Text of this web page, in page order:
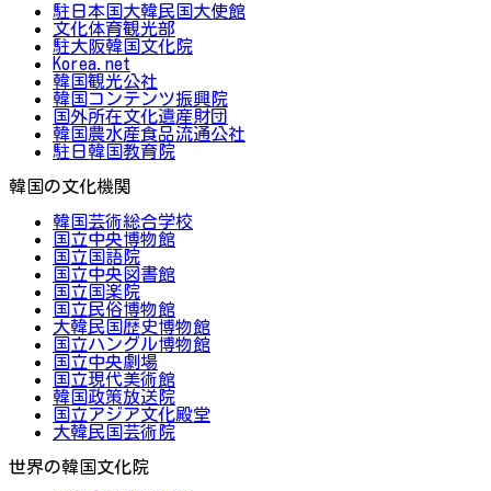
駐日本国大韓民国大使館
文化体育観光部
駐大阪韓国文化院
Korea.net
韓国観光公社
韓国コンテンツ振興院
国外所在文化遺産財団
韓国農水産食品流通公社
駐日韓国教育院
韓国の文化機関
韓国芸術総合学校
国立中央博物館
国立国語院
国立中央図書館
国立国楽院
国立民俗博物館
大韓民国歴史博物館
国立ハングル博物館
国立中央劇場
国立現代美術館
韓国政策放送院
国立アジア文化殿堂
大韓民国芸術院
世界の韓国文化院